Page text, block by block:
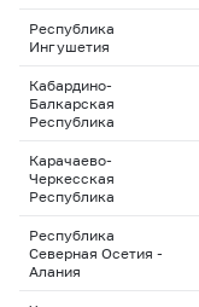
Республика
Ингушетия
Кабардино-
Балкарская
Республика
Карачаево-
Черкесская
Республика
Республика
Северная Осетия -
Алания